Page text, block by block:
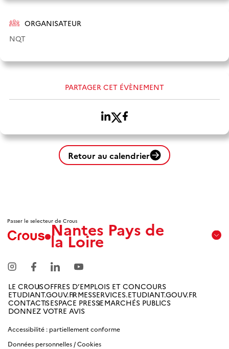
ORGANISATEUR
NQT
PARTAGER CET ÉVÈNEMENT
Retour au calendrier
Passer le selecteur de CrousNantes Pays de
la Loire
Avignon
Amiens
Picardie
Antilles
Guyane
LE CROUSOFFRES D’EMPLOIS ET CONCOURS
ETUDIANT.GOUV.FRMESSERVICES.ETUDIANT.GOUV.FR
CONTACTSESPACE PRESSEMARCHÉS PUBLICS
DONNEZ VOTRE AVIS
Accessibilité : partiellement conforme
Données personnelles / Cookies